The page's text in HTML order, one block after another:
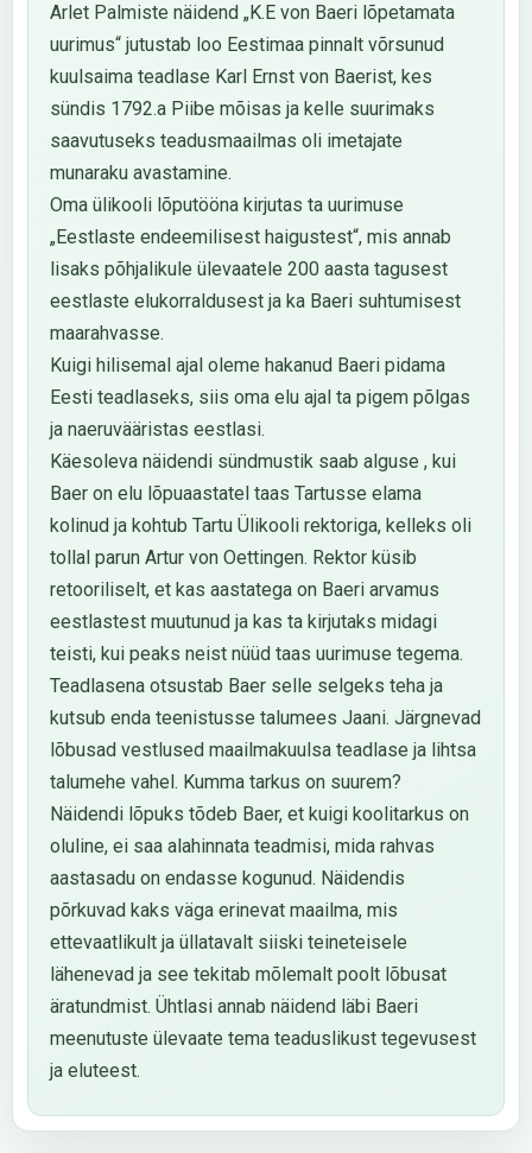
Arlet Palmiste näidend „K.E von Baeri lõpetamata
uurimus“ jutustab loo Eestimaa pinnalt võrsunud
kuulsaima teadlase Karl Ernst von Baerist, kes
sündis 1792.a Piibe mõisas ja kelle suurimaks
saavutuseks teadusmaailmas oli imetajate
munaraku avastamine.
Oma ülikooli lõputööna kirjutas ta uurimuse
„Eestlaste endeemilisest haigustest“, mis annab
lisaks põhjalikule ülevaatele 200 aasta tagusest
eestlaste elukorraldusest ja ka Baeri suhtumisest
maarahvasse.
Kuigi hilisemal ajal oleme hakanud Baeri pidama
Eesti teadlaseks, siis oma elu ajal ta pigem põlgas
ja naeruvääristas eestlasi.
Käesoleva näidendi sündmustik saab alguse , kui
Baer on elu lõpuaastatel taas Tartusse elama
kolinud ja kohtub Tartu Ülikooli rektoriga, kelleks oli
tollal parun Artur von Oettingen. Rektor küsib
retooriliselt, et kas aastatega on Baeri arvamus
eestlastest muutunud ja kas ta kirjutaks midagi
teisti, kui peaks neist nüüd taas uurimuse tegema.
Teadlasena otsustab Baer selle selgeks teha ja
kutsub enda teenistusse talumees Jaani. Järgnevad
lõbusad vestlused maailmakuulsa teadlase ja lihtsa
talumehe vahel. Kumma tarkus on suurem?
Näidendi lõpuks tõdeb Baer, et kuigi koolitarkus on
oluline, ei saa alahinnata teadmisi, mida rahvas
aastasadu on endasse kogunud. Näidendis
põrkuvad kaks väga erinevat maailma, mis
ettevaatlikult ja üllatavalt siiski teineteisele
lähenevad ja see tekitab mõlemalt poolt lõbusat
äratundmist. Ühtlasi annab näidend läbi Baeri
meenutuste ülevaate tema teaduslikust tegevusest
ja eluteest.